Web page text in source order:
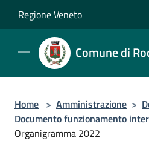
Regione Veneto
Comune di
Home > Amministrazione >
Documento funzionamento
Organigramma 2022